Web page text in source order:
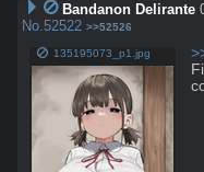
Bandanon Delirante
No.52522 >>52526
135195073_p1.jpg